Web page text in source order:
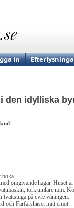
in
den idylliska
boka.
omgivande hagar. Huset
torktumlare mm.
tvättstuga på övre våningen.
och Farfarshuset mitt emot.